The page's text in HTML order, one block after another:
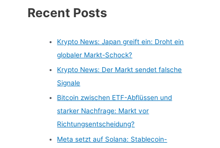
Recent Posts
Krypto News: Japan greift ein: Droht ein
globaler Markt-Schock?
Krypto News: Der Markt sendet falsche
Signale
Bitcoin zwischen ETF-Abflüssen und
starker Nachfrage: Markt vor
Richtungsentscheidung?
Meta setzt auf Solana: Stablecoin-